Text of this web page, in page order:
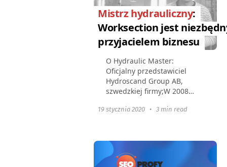
Mistrz hydrauliczny:
Worksection jest
przyjacielem biznesu
O Hydraulic Master:
Oficjalny przedstawiciel
Hydroscand Group AB,
szwedzkiej firmy;W 2008
a dzisiaj ma 13 oddziałów w
zarządza...
19 stycznia 2020 • 3 min read